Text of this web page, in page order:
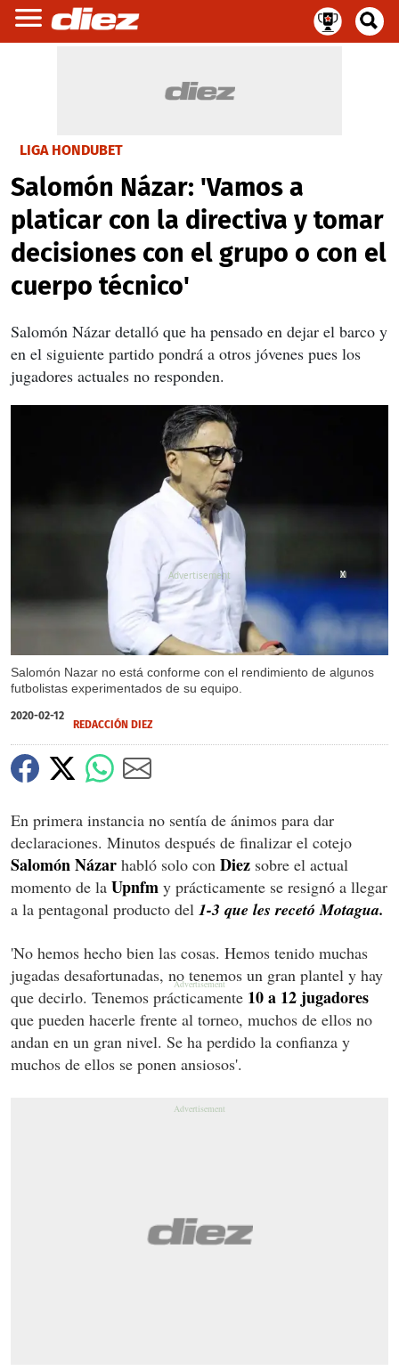
LIGA HONDUBET
Salomón Názar: 'Vamos a
platicar con la directiva y tomar
decisiones con el grupo o con el
cuerpo técnico'
Salomón Názar detalló que ha pensado en dejar el barco y
en el siguiente partido pondrá a otros jóvenes pues los
jugadores actuales no responden.
Salomón Nazar no está conforme con el rendimiento de algunos
futbolistas experimentados de su equipo.
X
X
2020-02-12
REDACCIÓN DIEZ
En primera instancia no sentía de ánimos para dar
declaraciones. Minutos después de finalizar el cotejo
Salomón Názar habló solo con Diez sobre el actual
momento de la Upnfm y prácticamente se resignó a llegar
a la pentagonal producto del 1-3 que les recetó Motagua.
'No hemos hecho bien las cosas. Hemos tenido muchas
jugadas desafortunadas, no tenemos un gran plantel y hay
que decirlo. Tenemos prácticamente 10 a 12 jugadores
que pueden hacerle frente al torneo, muchos de ellos no
andan en un gran nivel. Se ha perdido la confianza y
muchos de ellos se ponen ansiosos'.